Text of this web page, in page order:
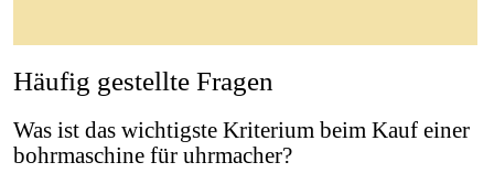
Häufig gestellte Fragen
Was ist das wichtigste Kriterium beim Kauf einer
bohrmaschine für uhrmacher?